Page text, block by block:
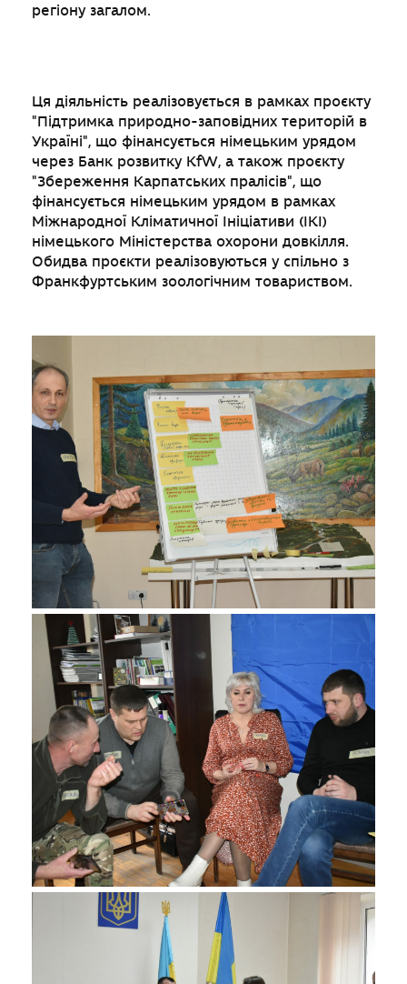
регіону загалом.
Ця діяльність реалізовується в рамках проєкту
"Підтримка природно-заповідних територій в
Україні", що фінансується німецьким урядом
через Банк розвитку KfW, а також проєкту
"Збереження Карпатських пралісів", що
фінансується німецьким урядом в рамках
Міжнародної Кліматичної Ініціативи (ІКІ)
німецького Міністерства охорони довкілля.
Обидва проєкти реалізовуються у спільно з
Франкфуртським зоологічним товариством.